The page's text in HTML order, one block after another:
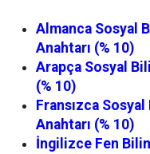
Almanca Sosyal
Anahtarı (% 10)
Arapça Sosyal
(% 10)
Fransızca
Anahtarı (% 10)
İngilizce Fen